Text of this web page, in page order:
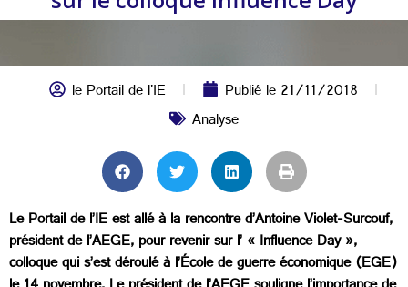
le Portail de l'IE Publié le21/11/2018
Analyse
Le Portail de l’IE est allé à la rencontre d’Antoine Violet-Surcouf,
président de l’AEGE, pour revenir sur l’ « Influence Day »,
colloque qui s’est déroulé à l’École de guerre économique (EGE)